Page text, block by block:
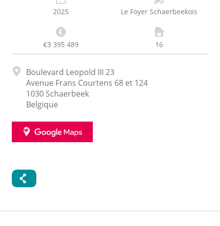
2025 Le Foyer Schaerbeekois
€3 395 489 16
AdresseBoulevard Leopold III 23
Avenue Frans Courtens 68 et 124
1030 Schaerbeek
Belgique
GOOGLE